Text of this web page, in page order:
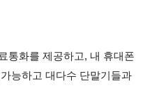
통화를 제공하고, 내 휴대폰
능하고 대다수 단말기들과